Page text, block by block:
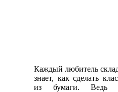
Каждый любитель
знает, как сделать
из бумаги. Ведь